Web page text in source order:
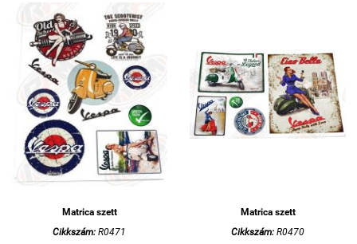
Matrica szett
Cikkszám: R0471
Matrica szett
Cikkszám: R0470